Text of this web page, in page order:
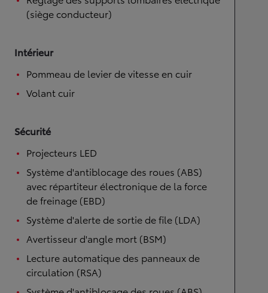
(siège conducteur)
Intérieur
Pommeau de levier de vitesse en cuir
Volant cuir
Sécurité
Projecteurs LED
Système d'antiblocage des roues (ABS)
avec répartiteur électronique de la force
de freinage (EBD)
Système d'alerte de sortie de file (LDA)
Avertisseur d'angle mort (BSM)
Lecture automatique des panneaux de
circulation (RSA)